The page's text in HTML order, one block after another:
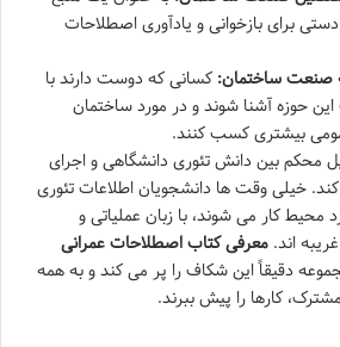
برای بازخوانی و یادآوری اصطلاحات
صنعت ساختمان: کسانی که دوست دارند با
حوزه آشنا شوند و در مورد ساختمان
بیشتری کسب کنند.
محکم بین دانش تئوری دانشگاهی و اجرای
خیلی وقت ها دانشجویان اطلاعات تئوری
محیط کار می شوند، با زبان عملیاتی و
اند. معرفی کتاب اصطلاحات عمرانی
دقیقاً این شکاف را پر می کند و به همه
کارها را پیش ببرند.